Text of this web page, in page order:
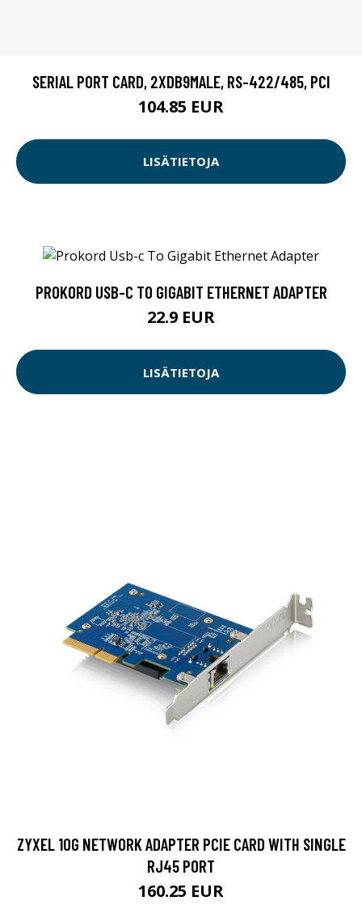
SERIAL PORT CARD, 2XDB9MALE, RS-422/485, PCI
104.85 EUR
LISÄTIETOJA
PROKORD USB-C TO GIGABIT ETHERNET ADAPTER
22.9 EUR
LISÄTIETOJA
ZYXEL 10G NETWORK ADAPTER PCIE CARD WITH SINGLE
RJ45 PORT
160.25 EUR